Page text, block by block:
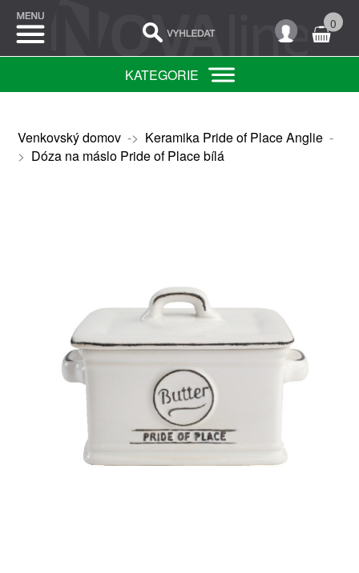
0
KATEGORIE
Venkovský domov-> Keramika Pride of Place Anglie-
> Dóza na máslo Pride of Place bílá